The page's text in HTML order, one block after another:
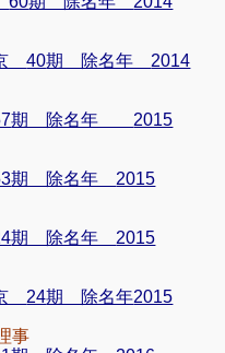
40期 除名年 2014
期 除名年 2015
期 除名年 2015
期 除名年 2015
24期 除名年2015
事